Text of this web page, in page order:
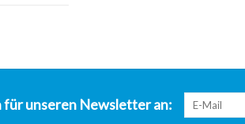
für unseren Newsletter an: